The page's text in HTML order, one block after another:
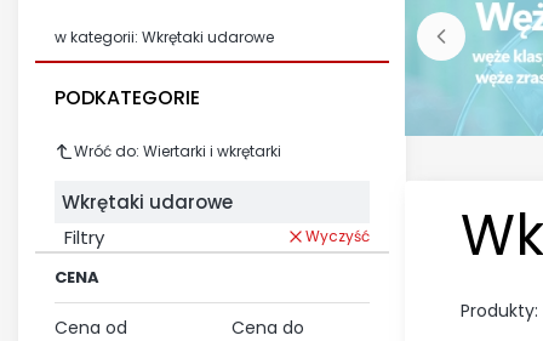
w kategorii: Wkrętaki udarowe
PODKATEGORIE
Wróć do: Wiertarki i wkrętarki
Wkrętaki udarowe
Filtry
Wyczyść
CENA
Cena od Cena do
Produkty: